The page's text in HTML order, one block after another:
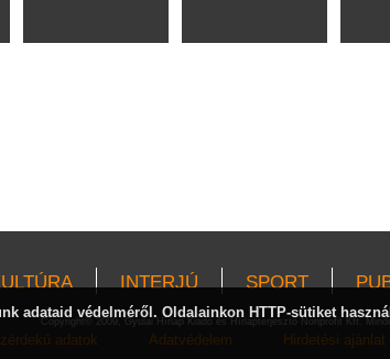
INTERJÚ SPORT
Copyright© 2009, Gyulai Hírlap Kiadó és Hírlapterjesztő Nonprofit Kft.
adatok Adatvédelem Hirdetési ajánlat
adataid védelméről. Oldalainkon HTTP-sütiket